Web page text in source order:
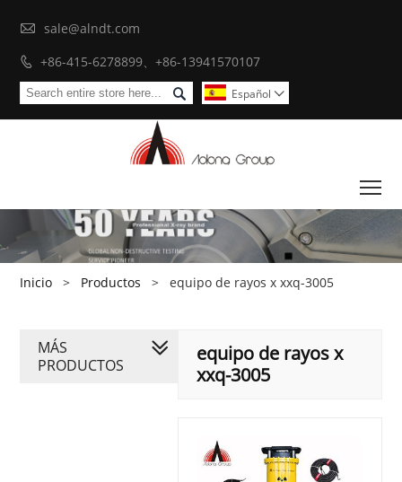
 sale@alndt.com
 +86-415-6278899、+86-13941570107
 Español 
Inicio > Productos > equipo de rayos x xxq-3005
equipo de rayos x
xxq-3005
MÁS
PRODUCTOS